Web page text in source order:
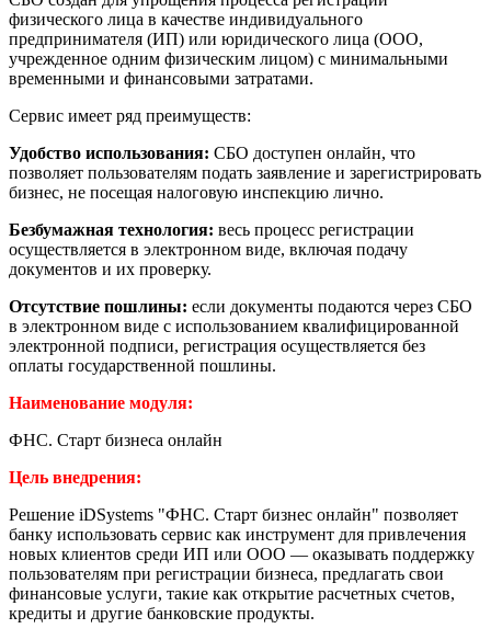
физического лица в качестве индивидуального
предпринимателя (ИП) или юридического лица (ООО,
учрежденное одним физическим лицом) с минимальными
временными и финансовыми затратами.
Сервис имеет ряд преимуществ:
Удобство использования: СБО доступен онлайн, что
позволяет пользователям подать заявление и зарегистрировать
бизнес, не посещая налоговую инспекцию лично.
Безбумажная технология: весь процесс регистрации
осуществляется в электронном виде, включая подачу
документов и их проверку.
Отсутствие пошлины: если документы подаются через СБО
в электронном виде с использованием квалифицированной
электронной подписи, регистрация осуществляется без
оплаты государственной пошлины.
Наименование модуля:
ФНС. Старт бизнеса онлайн
Цель внедрения:
Решение iDSystems "ФНС. Старт бизнес онлайн" позволяет
банку использовать сервис как инструмент для привлечения
новых клиентов среди ИП или ООО — оказывать поддержку
пользователям при регистрации бизнеса, предлагать свои
финансовые услуги, такие как открытие расчетных счетов,
кредиты и другие банковские продукты.